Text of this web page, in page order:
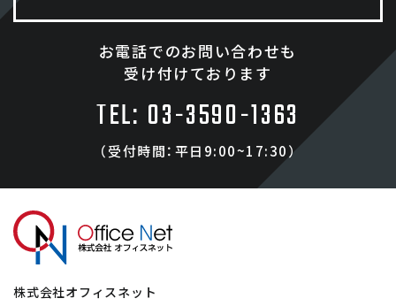
お電話でのお問い合わせも
受け付けております
TEL: 03-3590-1363
（受付時間：平日9:00~17:30）
株式会社オフィスネット